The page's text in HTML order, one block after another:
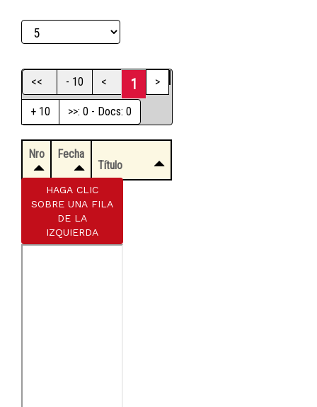
<< - 10 < 1 >
+ 10 >>: 0 - Docs: 0
Nro
Fecha
Título
HAGA CLIC
SOBRE UNA FILA
DE LA
IZQUIERDA